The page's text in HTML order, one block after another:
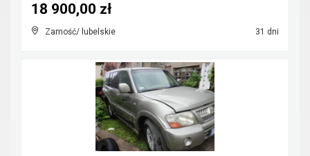
Zamość/ lubelskie 31 dni
18 900,00 zł